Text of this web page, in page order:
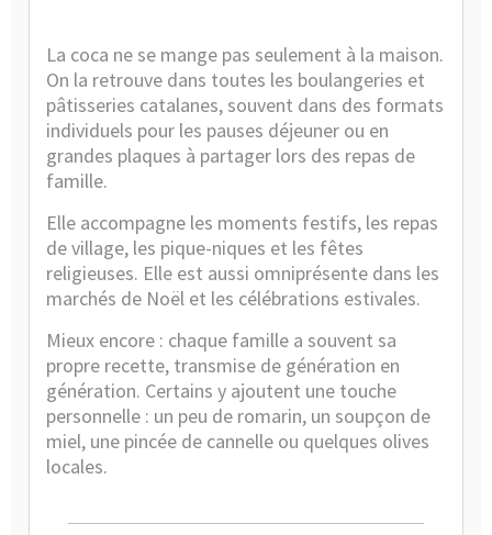
La coca ne se mange pas seulement à la maison.
On la retrouve dans toutes les boulangeries et
pâtisseries catalanes, souvent dans des formats
individuels pour les pauses déjeuner ou en
grandes plaques à partager lors des repas de
famille.
Elle accompagne les moments festifs, les repas
de village, les pique-niques et les fêtes
religieuses. Elle est aussi omniprésente dans les
marchés de Noël et les célébrations estivales.
Mieux encore : chaque famille a souvent sa
propre recette, transmise de génération en
génération. Certains y ajoutent une touche
personnelle : un peu de romarin, un soupçon de
miel, une pincée de cannelle ou quelques olives
locales.